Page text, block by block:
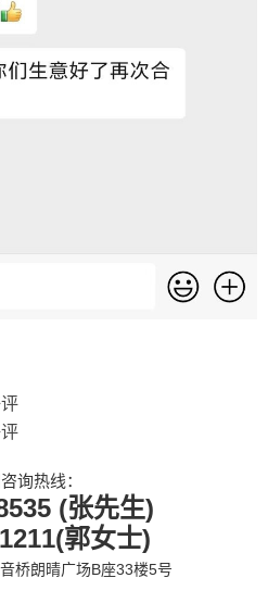
询热线：
(张先生)
郭女士)
桥朗晴广场B座33楼5号